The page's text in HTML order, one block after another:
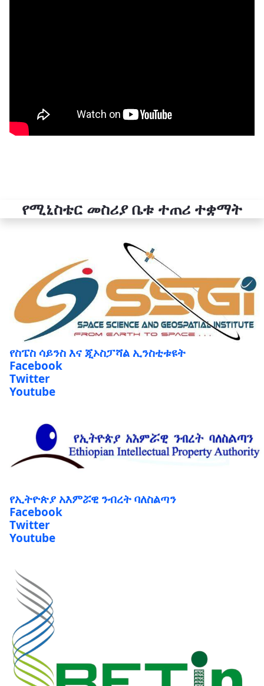
የሚኒስቴር መስሪያ ቤቱ ተጠሪ ተቋማት
የስፔስ ሳይንስ እና ጂኦስፓሻል ኢንስቲቱዩት
Facebook
Twitter
Youtube
የኢትዮጵያ አእምሯዊ ንብረት ባለስልጣን
Facebook
Twitter
Youtube